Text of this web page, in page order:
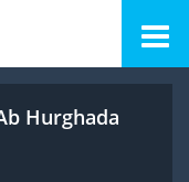
Hurghada